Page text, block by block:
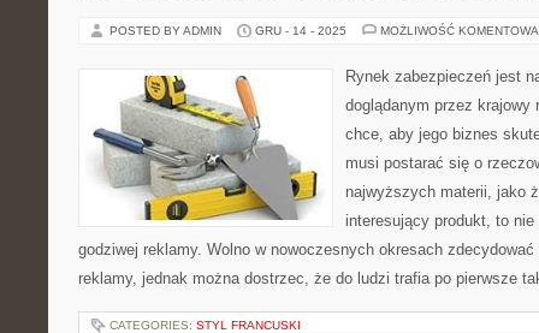
POSTED BY ADMIN GRU - 14 - 2025 MOŻLIWOŚĆ
Rynek zabezpieczeń jest
doglądanym przez
chce, aby jego biznes
musi postarać się o
najwyższych materii, jako
interesujący produkt, to nie
godziwej reklamy. Wolno w nowoczesnych okresach
reklamy, jednak można dostrzec, że do ludzi trafia po pierwsze
CATEGORIES: STYL FRANCUSKI